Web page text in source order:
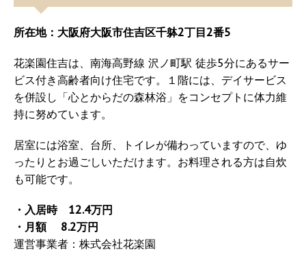
所在地：大阪府大阪市住吉区千躰2丁目2番5
花楽園住吉は、南海高野線 沢ノ町駅 徒歩5分にあるサー
ビス付き高齢者向け住宅です。１階には、デイサービス
を併設し「心とからだの森林浴」をコンセプトに体力維
持に努めています。
居室には浴室、台所、トイレが備わっていますので、ゆ
ったりとお過ごしいただけます。お料理される方は自炊
も可能です。
・入居時 12.4万円
・月額 8.2万円
運営事業者：株式会社花楽園